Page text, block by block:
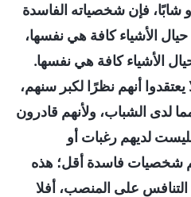
فإن شخصياته الفاسدة
الأشياء كافة هي نفسها،
الأشياء كافة هي نفسها.
أنهم نظرًا لكبر سنهم،
لدى الشباب، ولأنهم قادرون
لديهم رغبات أو
شخصيات فاسدة أقل؛ هذه
على المنصب، أفلا